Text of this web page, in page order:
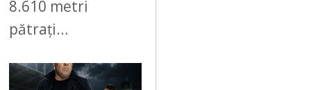
8.610 metri
pătrați…